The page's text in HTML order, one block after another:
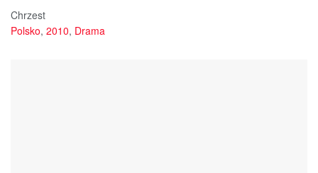
Chrzest
Polsko, 2010, Drama